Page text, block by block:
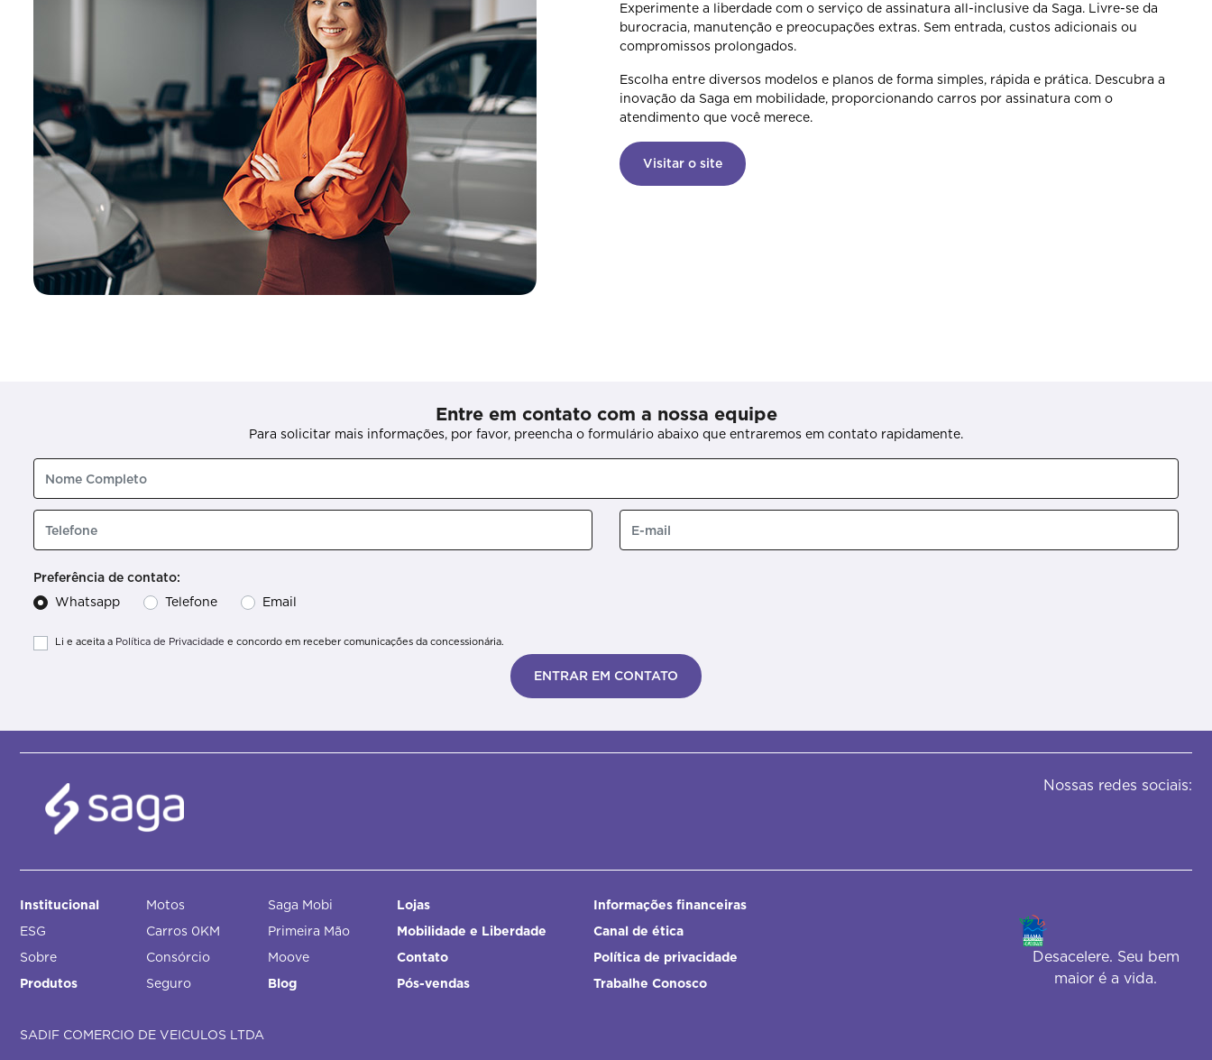
Experimente a liberdade com o serviço de assinatura all-inclusive da Saga. Livre-se da
burocracia, manutenção e preocupações extras. Sem entrada, custos adicionais ou
compromissos prolongados.
Escolha entre diversos modelos e planos de forma simples, rápida e prática. Descubra a
inovação da Saga em mobilidade, proporcionando carros por assinatura com o
atendimento que você merece.
Visitar o site
Entre em contato com a nossa equipe
Para solicitar mais informações, por favor, preencha o formulário abaixo que entraremos em contato rapidamente.
Preferência de contato:
Whatsapp
Telefone Email
Li e aceita a Política de Privacidade e concordo em receber comunicações da concessionária.
ENTRAR EM CONTATO
Nossas redes sociais:
Institucional
ESG
Sobre
Produtos
Motos
Carros 0KM
Consórcio
Seguro
Saga Mobi
Primeira Mão
Moove
Blog
Lojas
Mobilidade e Liberdade
Contato
Pós-vendas
Informações financeiras
Canal de ética
Política de privacidade
Trabalhe Conosco
Desacelere. Seu bem
maior é a vida.
SADIF COMERCIO DE VEICULOS LTDA